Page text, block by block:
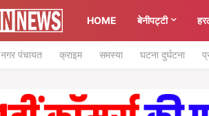
HOME बेनीपट्टी
नगर पंचायत क्राइम समस्या घटना दुर्घटना